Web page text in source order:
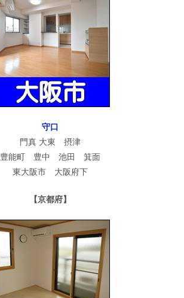
守口
門真 大東 摂津
豊能町 豊中 池田 箕面
東大阪市 大阪府下
【京都府】